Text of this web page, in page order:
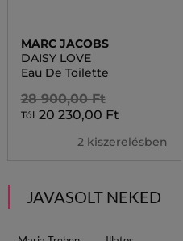
MARC JACOBS
DAISY LOVE
Eau De Toilette
28 900,00 Ft
Tól 20 230,00 Ft
2 kiszerelésben
JAVASOLT NEKED